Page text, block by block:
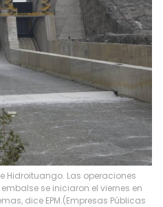
Hidroituango. Las operaciones
se iniciaron el viernes en
dice EPM.(Empresas Públicas